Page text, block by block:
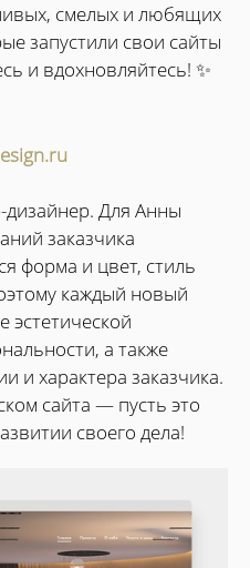
смелых и любящих
запустили свои сайты
и вдохновляйтесь! ✨
Для Анны
заказчика
форма и цвет, стиль
каждый новый
а также
и характера заказчика.
сайта — пусть это
своего дела!